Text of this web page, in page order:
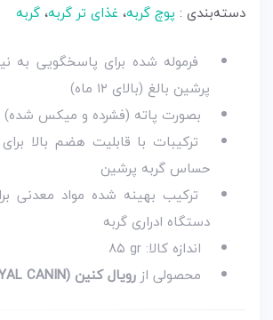
دسته‌بندی : پوچ گربه، غذای تر گربه،گربه
فرموله شده برای پاسخگویی به
پرشین بالغ (بالای ۱۲ ماه)
بصورت پاته (فشرده و میکس شده)
ترکیبات با قابلیت هضم بالا
حساس گربه پرشین
ترکیب بهینه شده مواد معدنی
دستگاه ادراری گربه
اندازه کالا: ۸۵ gr
محصولی از رویال کنین (ROYAL CANIN)